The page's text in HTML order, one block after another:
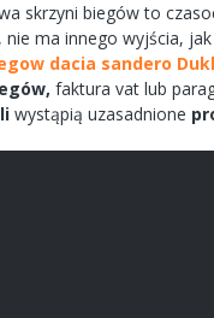
skrzyni biegówto
nie ma innego wyjścia,
dacia sandero
faktura vat lub
wystąpią uzasadnione